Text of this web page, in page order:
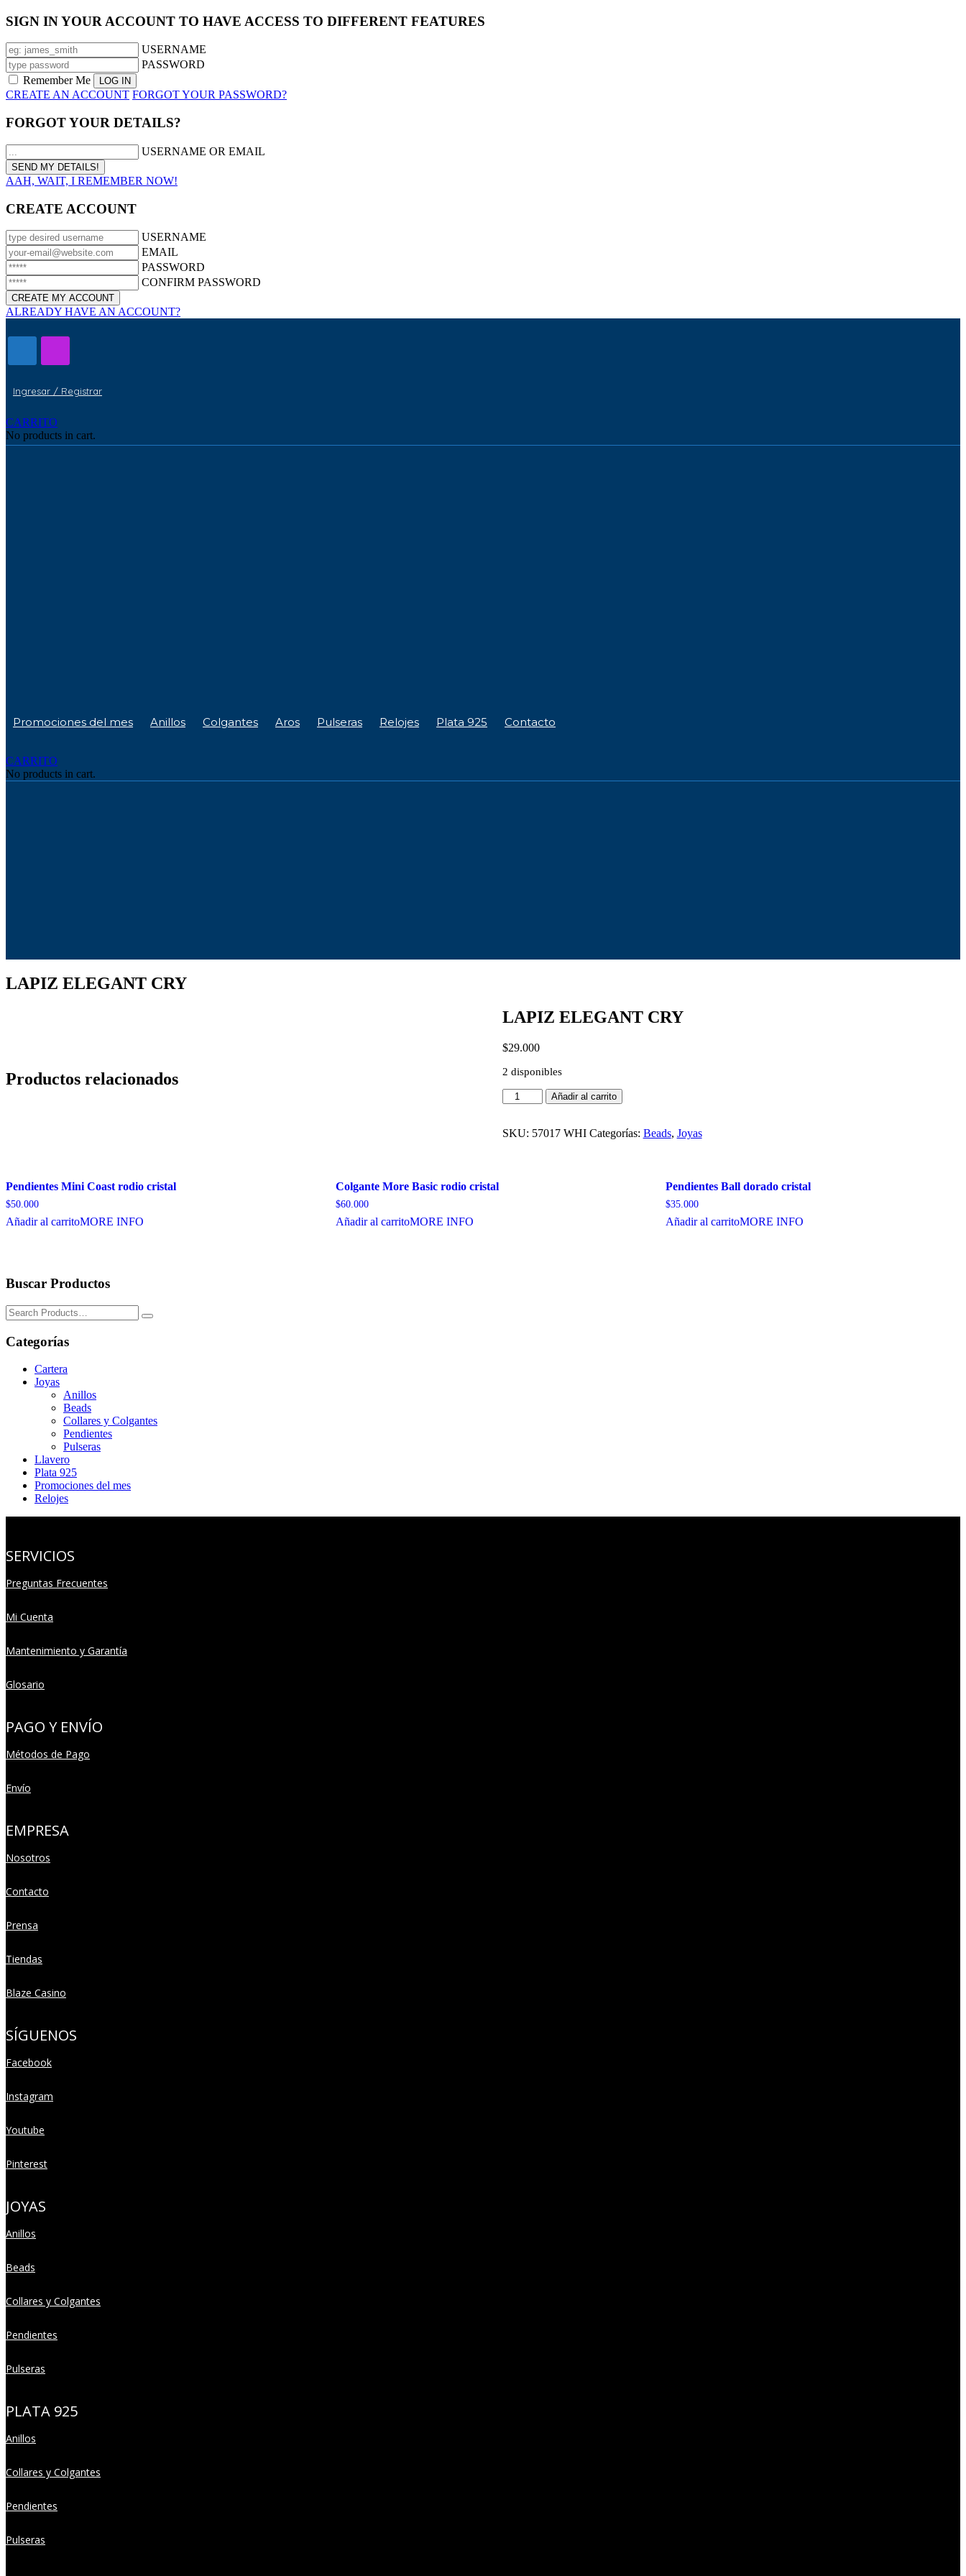
SIGN IN YOUR ACCOUNT TO HAVE ACCESS TO DIFFERENT FEATURES
USERNAME
PASSWORD
Remember Me
CREATE AN ACCOUNT FORGOT YOUR PASSWORD?
FORGOT YOUR DETAILS?
USERNAME OR EMAIL
AAH, WAIT, I REMEMBER NOW!
CREATE ACCOUNT
USERNAME
EMAIL
PASSWORD
CONFIRM PASSWORD
ALREADY HAVE AN ACCOUNT?
Ingresar / Registrar
CARRITO
No products in cart.
Promociones del mes Anillos Colgantes Aros Pulseras Relojes Plata 925 Contacto
CARRITO
No products in cart.
LAPIZ ELEGANT CRY
LAPIZ ELEGANT CRY
$29.000
2 disponibles
LAPIZ
ELEGANT
cantidad
Añadir al carrito
SKU: 57017 WHI Categorías: Beads, Joyas
Productos relacionados
Pendientes Mini Coast rodio cristal
$50.000
Añadir al carritoMORE INFO
Colgante More Basic rodio cristal
$60.000
Añadir al carritoMORE INFO
Pendientes Ball dorado cristal
$35.000
Añadir al carritoMORE INFO
Buscar Productos
Search
for:
Categorías
Cartera
Joyas
Anillos
Beads
Collares y Colgantes
Pendientes
Pulseras
Llavero
Plata 925
Promociones del mes
Relojes
SERVICIOS
Preguntas Frecuentes
Mi Cuenta
Mantenimiento y Garantía
Glosario
PAGO Y ENVÍO
Métodos de Pago
Envío
EMPRESA
Nosotros
Contacto
Prensa
Tiendas
Blaze Casino
SÍGUENOS
Facebook
Instagram
Youtube
Pinterest
JOYAS
Anillos
Beads
Collares y Colgantes
Pendientes
Pulseras
PLATA 925
Anillos
Collares y Colgantes
Pendientes
Pulseras